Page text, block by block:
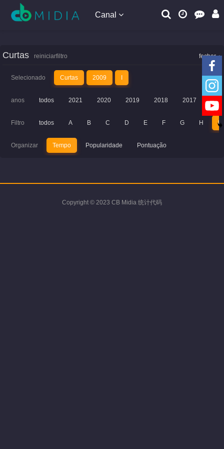
Canal
fechar
Curtas reiniciarfiltro
Selecionado Curtas 2009
anos todos 2021 2020 2019 2018 2017
Filtro todos A B C D E F G H I
Organizar Tempo Popularidade Pontuação
Copyright © 2023 CB Midia 统计代码